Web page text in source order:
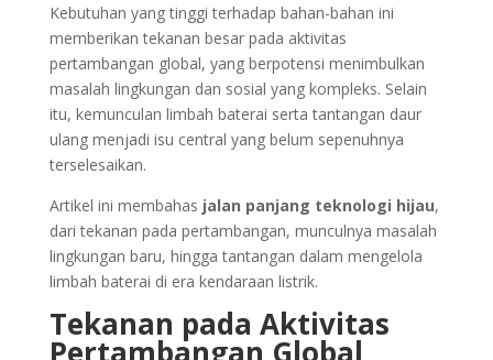
Kebutuhan yang tinggi terhadap bahan-bahan ini
memberikan tekanan besar pada aktivitas
pertambangan global, yang berpotensi menimbulkan
masalah lingkungan dan sosial yang kompleks. Selain
itu, kemunculan limbah baterai serta tantangan daur
ulang menjadi isu central yang belum sepenuhnya
terselesaikan.
Artikel ini membahas jalan panjang teknologi hijau,
dari tekanan pada pertambangan, munculnya masalah
lingkungan baru, hingga tantangan dalam mengelola
limbah baterai di era kendaraan listrik.
Tekanan pada Aktivitas